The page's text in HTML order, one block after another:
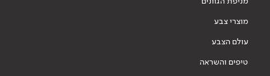
מוצרי צבע
עולם הצבע
טיפים והשראה